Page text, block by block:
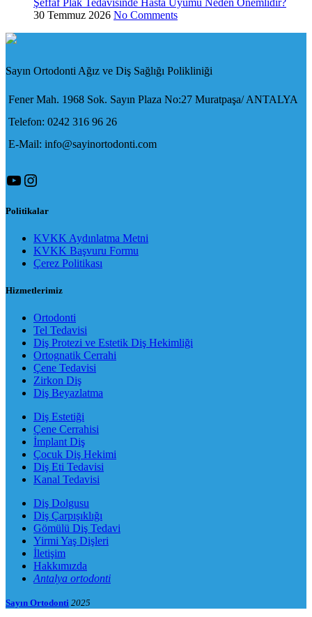
Şeffaf Plak Tedavisinde Hasta Uyumu Neden Önemlidir?
30 Temmuz 2026 No Comments
Sayın Ortodonti Ağız ve Diş Sağlığı Polikliniği
Fener Mah. 1968 Sok. Sayın Plaza No:27 Muratpaşa/ ANTALYA
Telefon: 0242 316 96 26
E-Mail: info@sayinortodonti.com
YouTube
Instagram
Politikalar
KVKK Aydınlatma Metni
KVKK Başvuru Formu
Çerez Politikası
Hizmetlerimiz
Ortodonti
Tel Tedavisi
Diş Protezi ve Estetik Diş Hekimliği
Ortognatik Cerrahi
Çene Tedavisi
Zirkon Diş
Diş Beyazlatma
Diş Estetiği
Çene Cerrahisi
İmplant Diş
Çocuk Diş Hekimi
Diş Eti Tedavisi
Kanal Tedavisi
Diş Dolgusu
Diş Çarpışıklığı
Gömülü Diş Tedavi
Yirmi Yaş Dişleri
İletişim
Hakkımızda
Antalya ortodonti
Sayın Ortodonti 2025